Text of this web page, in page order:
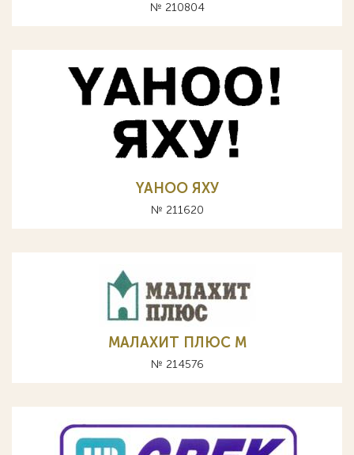
№ 210804
YAHOO ЯХУ
№ 211620
МАЛАХИТ ПЛЮС М
№ 214576